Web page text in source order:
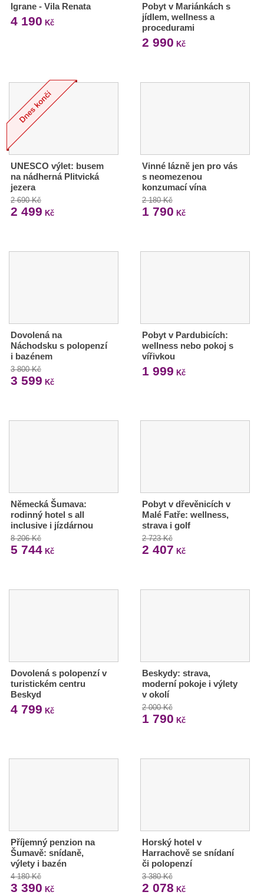
Igrane - Vila Renata
4 190 Kč
Pobyt v Mariánkách s
jídlem, wellness a
procedurami
2 990 Kč
UNESCO výlet: busem
na nádherná Plitvická
jezera
2 690 Kč
2 499 Kč
Vinné lázně jen pro vás
s neomezenou
konzumací vína
2 180 Kč
1 790 Kč
Dovolená na
Náchodsku s polopenzí
i bazénem
3 800 Kč
3 599 Kč
Pobyt v Pardubicích:
wellness nebo pokoj s
vířivkou
1 999 Kč
Německá Šumava:
rodinný hotel s all
inclusive i jízdárnou
8 206 Kč
5 744 Kč
Pobyt v dřevěnicích v
Malé Fatře: wellness,
strava i golf
2 723 Kč
2 407 Kč
Dovolená s polopenzí v
turistickém centru
Beskyd
4 799 Kč
Beskydy: strava,
moderní pokoje i výlety
v okolí
2 000 Kč
1 790 Kč
Příjemný penzion na
Šumavě: snídaně,
výlety i bazén
4 180 Kč
3 390 Kč
Horský hotel v
Harrachově se snídaní
či polopenzí
3 380 Kč
2 078 Kč